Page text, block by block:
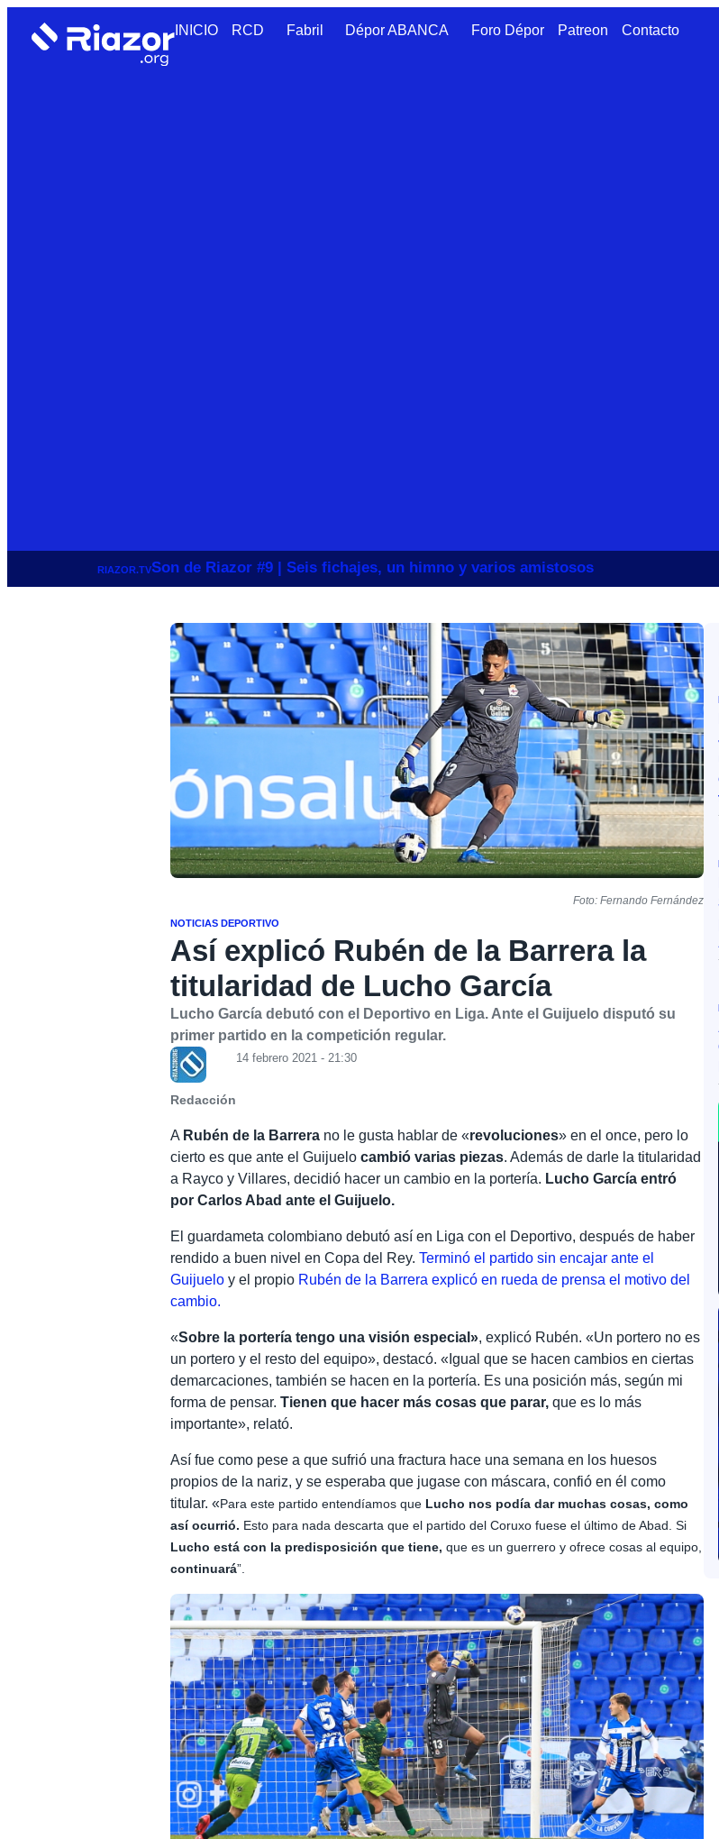
INICIO RCD Fabril Dépor ABANCA Foro Dépor Patreon Contacto
RIAZOR.TVSon de Riazor #9 | Seis fichajes, un himno y varios amistosos
Foto: Fernando Fernández
NOTICIAS DEPORTIVO
Así explicó Rubén de la Barrera la
titularidad de Lucho García
Lucho García debutó con el Deportivo en Liga. Ante el Guijuelo disputó su
primer partido en la competición regular.
Redacción
14 febrero 2021 - 21:30
A Rubén de la Barrera no le gusta hablar de «revoluciones» en el once, pero lo
cierto es que ante el Guijuelocambió varias piezas. Además de darle la titularidad
a Rayco y Villares, decidió hacer un cambio en la portería. Lucho García entró
por Carlos Abad ante el Guijuelo.
El guardameta colombiano debutó así en Liga con el Deportivo, después de haber
rendido a buen nivel en Copa del Rey.Terminó el partido sin encajar ante el
Guijuelo y el propio Rubén de la Barrera explicó en rueda de prensa el motivo del
cambio.
«Sobre la portería tengo una visión especial», explicó Rubén. «Un portero no es
un portero y el resto del equipo», destacó. «Igual que se hacen cambios en ciertas
demarcaciones, también se hacen en la portería. Es una posición más, según mi
forma de pensar. Tienen que hacer más cosas que parar, que es lo más
importante», relató.
Así fue como pese a que sufrió una fractura hace una semana en los huesos
propios de la nariz, y se esperaba que jugase con máscara, confió en él como
titular. «Para este partido entendíamos que Lucho nos podía dar muchas cosas, como
así ocurrió. Esto para nada descarta que el partido del Coruxo fuese el último de Abad. Si
Lucho está con la predisposición que tiene, que es un guerrero y ofrece cosas al equipo,
continuará”.